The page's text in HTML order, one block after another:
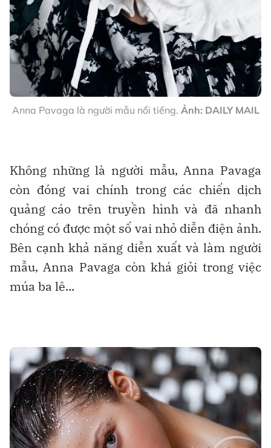
Anna Pavaga là người mẫu nổi tiếng. Ảnh: DAILY MAIL
Không những là người mẫu, Anna Pavaga
còn đóng vai chính trong các chiến dịch
quảng cáo trên truyền hình và đã nhanh
chóng có được một số vai nhỏ diễn điện ảnh.
Bên cạnh khả năng diễn xuất và làm người
mẫu, Anna Pavaga còn khá giỏi trong việc
múa ba lê...